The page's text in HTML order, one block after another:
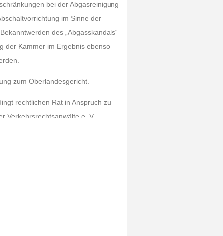
bei der Abgasreinigung
im Sinne der
des „Abgasskandals“
der Kammer im Ergebnis ebenso
zum Oberlandesgericht.
rechtlichen Rat in Anspruch zu
Verkehrsrechtsanwälte e. V.–